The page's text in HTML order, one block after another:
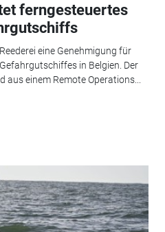
ferngesteuertes
eine Genehmigung für
in Belgien. Der
aus einem Remote Operations...